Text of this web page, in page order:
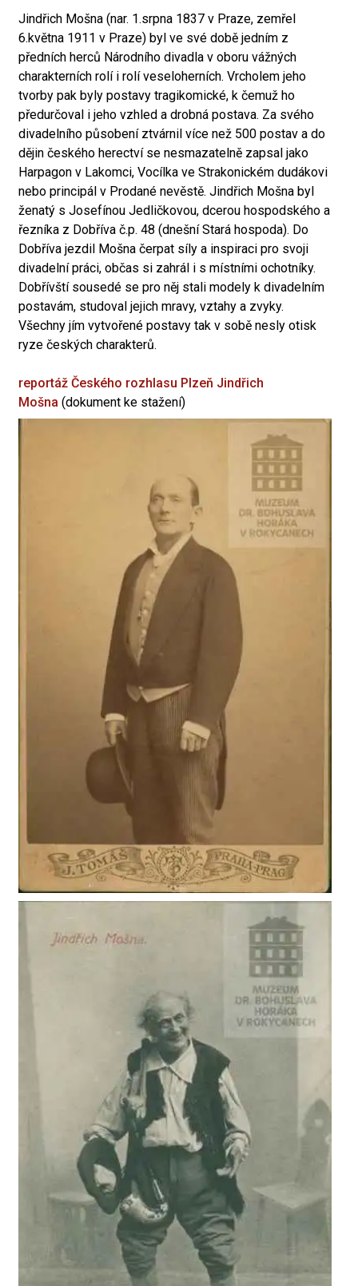
Jindřich Mošna (nar. 1.srpna 1837 v Praze, zemřel
6.května 1911 v Praze) byl ve své době jedním z
předních herců Národního divadla v oboru vážných
charakterních rolí i rolí veseloherních. Vrcholem jeho
tvorby pak byly postavy tragikomické, k čemuž ho
předurčoval i jeho vzhled a drobná postava. Za svého
divadelního působení ztvárnil více než 500 postav a do
dějin českého herectví se nesmazatelně zapsal jako
Harpagon v Lakomci, Vocílka ve Strakonickém dudákovi
nebo principál v Prodané nevěstě. Jindřich Mošna byl
ženatý s Josefínou Jedličkovou, dcerou hospodského a
řezníka z Dobříva č.p. 48 (dnešní Stará hospoda). Do
Dobříva jezdil Mošna čerpat síly a inspiraci pro svoji
divadelní práci, občas si zahrál i s místními ochotníky.
Dobřívští sousedé se pro něj stali modely k divadelním
postavám, studoval jejich mravy, vztahy a zvyky.
Všechny jím vytvořené postavy tak v sobě nesly otisk
ryze českých charakterů.
reportáž Českého rozhlasu Plzeň Jindřich
Mošna (dokument ke stažení)